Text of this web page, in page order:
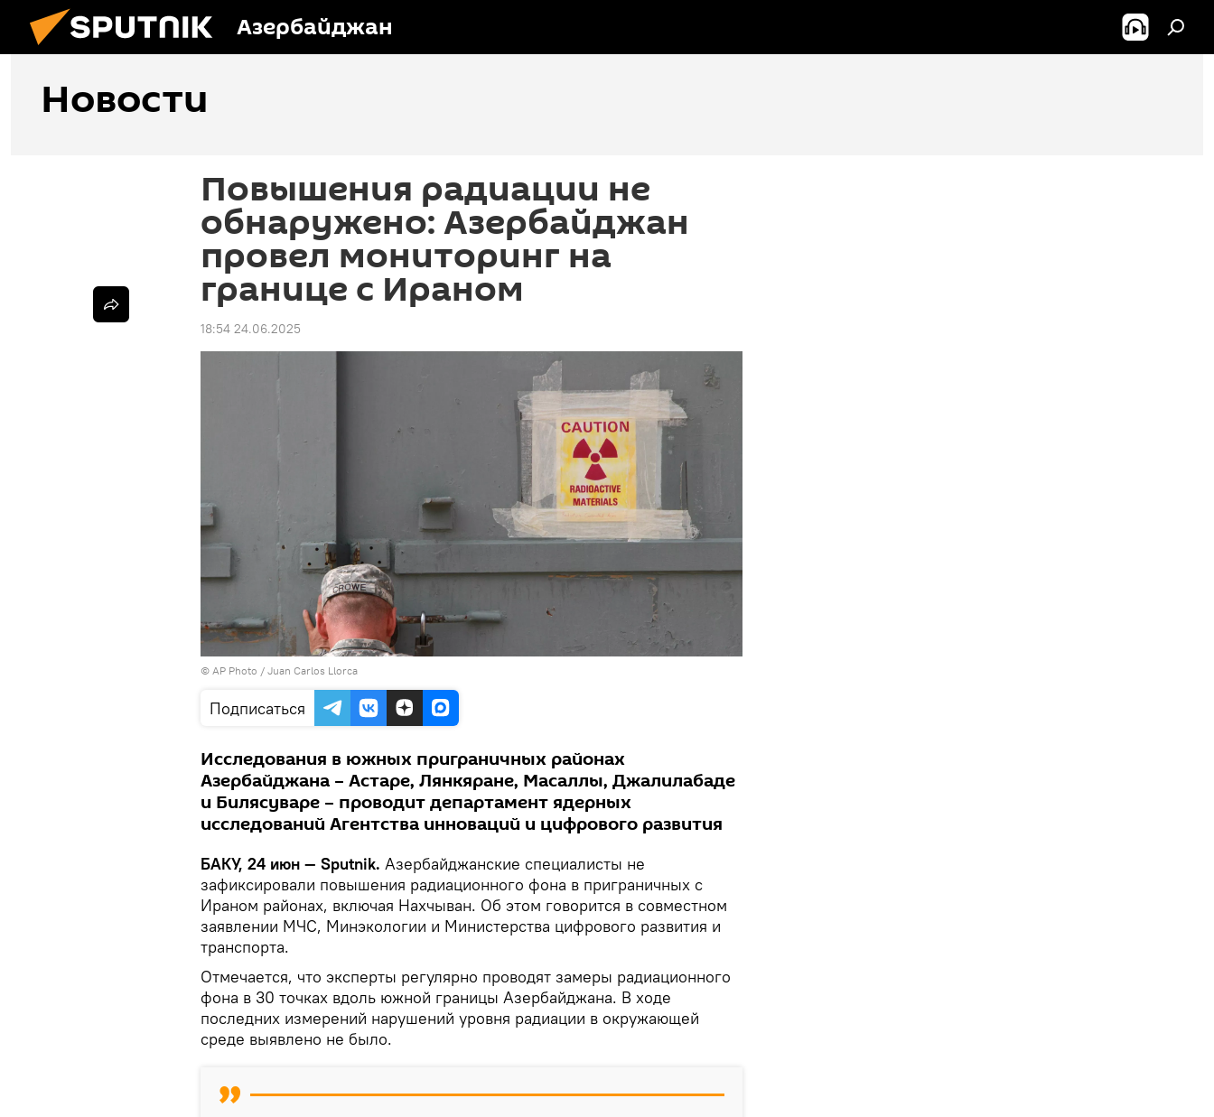
Азербайджан
Новости
Повышения радиации не
обнаружено: Азербайджан
провел мониторинг на
границе с Ираном
18:54 24.06.2025
© AP Photo / Juan Carlos Llorca
Подписаться
Исследования в южных приграничных районах
Азербайджана – Астаре, Лянкяране, Масаллы, Джалилабаде
и Билясуваре – проводит департамент ядерных
исследований Агентства инноваций и цифрового развития
БАКУ, 24 июн — Sputnik. Азербайджанские специалисты не
зафиксировали повышения радиационного фона в приграничных с
Ираном районах, включая Нахчыван. Об этом говорится в совместном
заявлении МЧС, Минэкологии и Министерства цифрового развития и
транспорта.
Отмечается, что эксперты регулярно проводят замеры радиационного
фона в 30 точках вдоль южной границы Азербайджана. В ходе
последних измерений нарушений уровня радиации в окружающей
среде выявлено не было.